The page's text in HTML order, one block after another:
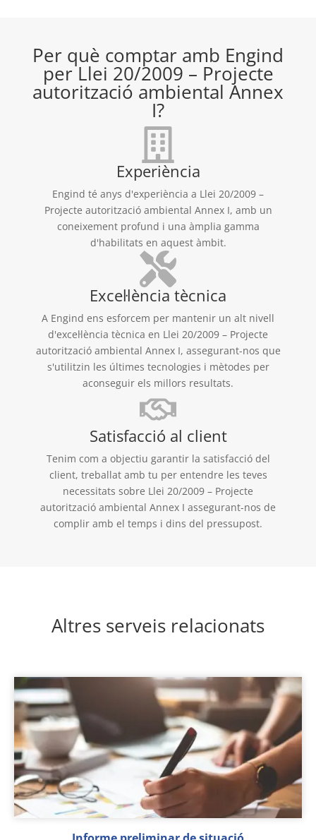
Per què comptar amb Engind
per Llei 20/2009 – Projecte
autorització ambiental Annex
I?
Experiència
Engind té anys d'experiència a Llei 20/2009 –
Projecte autorització ambiental Annex I, amb un
coneixement profund i una àmplia gamma
d'habilitats en aquest àmbit.
Excel·lència tècnica
A Engind ens esforcem per mantenir un alt nivell
d'excel·lència tècnica en Llei 20/2009 – Projecte
autorització ambiental Annex I, assegurant-nos que
s'utilitzin les últimes tecnologies i mètodes per
aconseguir els millors resultats.
Satisfacció al client
Tenim com a objectiu garantir la satisfacció del
client, treballat amb tu per entendre les teves
necessitats sobre Llei 20/2009 – Projecte
autorització ambiental Annex I assegurant-nos de
complir amb el temps i dins del pressupost.
Altres serveis relacionats